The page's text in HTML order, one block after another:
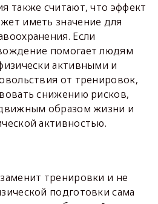
также считают, что эффект
иметь значение для
Если
помогает людям
активными и
от тренировок,
снижению рисков,
образом жизни и
активностью.
тренировки и не
подготовки сама